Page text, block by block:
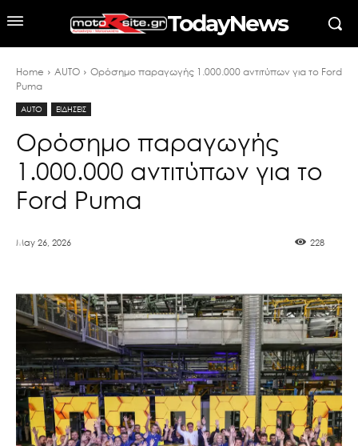
TodayNews
Home AUTO
Ορόσημο παραγωγής 1.000.000 αντιτύπων για το Ford
Puma
AUTO ΕΙΔΗΣΕΙΣ
Ορόσημο παραγωγής
1.000.000 αντιτύπων για το
Ford Puma
May 26, 2026 228